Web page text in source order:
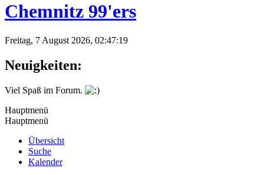
Chemnitz 99'ers
Freitag, 7 August 2026, 02:47:19
Neuigkeiten:
Viel Spaß im Forum.
Hauptmenü
Hauptmenü
Übersicht
Suche
Kalender